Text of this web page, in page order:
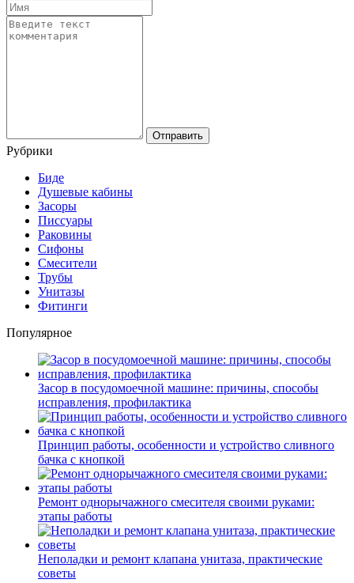
Рубрики
Биде
Душевые кабины
Засоры
Писсуары
Раковины
Сифоны
Смесители
Трубы
Унитазы
Фитинги
Популярное
Засор в посудомоечной машине: причины, способы
исправления, профилактика
Принцип работы, особенности и устройство сливного
бачка с кнопкой
Ремонт однорычажного смесителя своими руками:
этапы работы
Неполадки и ремонт клапана унитаза, практические
советы